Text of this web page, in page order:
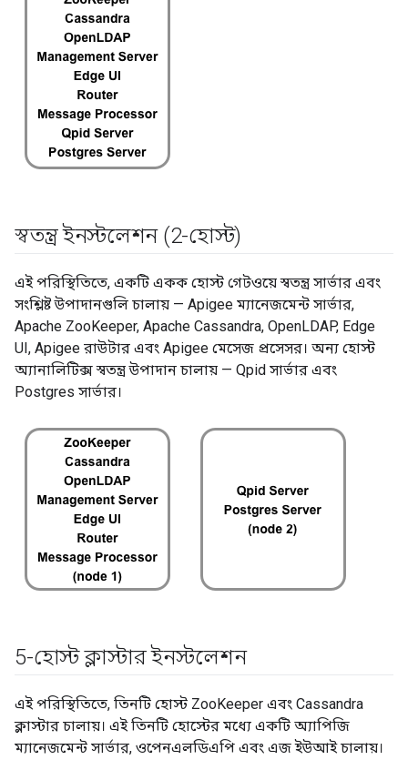
স্বতন্ত্র ইনস্টলেশন (2-হোস্ট)
এই পরিস্থিতিতে, একটি একক হোস্ট গেটওয়ে স্বতন্ত্র সার্ভার এবং
সংশ্লিষ্ট উপাদানগুলি চালায় — Apigee ম্যানেজমেন্ট সার্ভার,
Apache ZooKeeper, Apache Cassandra, OpenLDAP, Edge
UI, Apigee রাউটার এবং Apigee মেসেজ প্রসেসর। অন্য হোস্ট
অ্যানালিটিক্স স্বতন্ত্র উপাদান চালায় — Qpid সার্ভার এবং
Postgres সার্ভার।
5-হোস্ট ক্লাস্টার ইনস্টলেশন
এই পরিস্থিতিতে, তিনটি হোস্ট ZooKeeper এবং Cassandra
ক্লাস্টার চালায়। এই তিনটি হোস্টের মধ্যে একটি অ্যাপিজি
ম্যানেজমেন্ট সার্ভার, ওপেনএলডিএপি এবং এজ ইউআই চালায়।